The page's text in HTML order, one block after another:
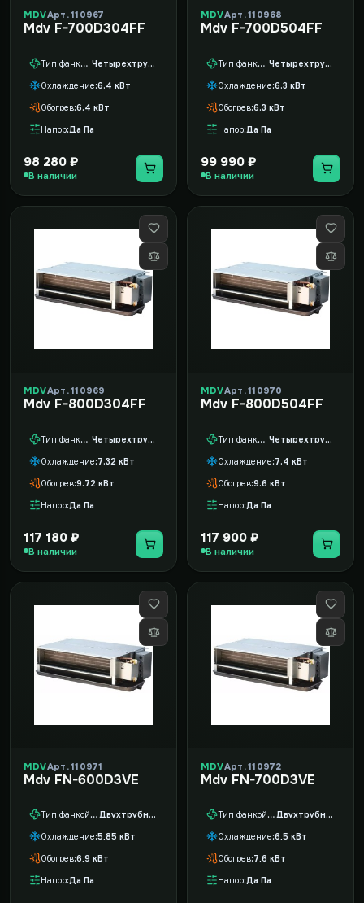
MDVАрт. 110967
Mdv F-700D304FF
Тип фанкойла Четырехтрубный
Охлаждение 6.4 кВт
Обогрев 6.4 кВт
Напор Да Па
98 280 ₽
В наличии
MDVАрт. 110968
Mdv F-700D504FF
Тип фанкойла Четырехтрубный
Охлаждение 6.3 кВт
Обогрев 6.3 кВт
Напор Да Па
99 990 ₽
В наличии
MDVАрт. 110969
Mdv F-800D304FF
Тип фанкойла Четырехтрубный
Охлаждение 7.32 кВт
Обогрев 9.72 кВт
Напор Да Па
117 180 ₽
В наличии
MDVАрт. 110970
Mdv F-800D504FF
Тип фанкойла Четырехтрубный
Охлаждение 7.4 кВт
Обогрев 9.6 кВт
Напор Да Па
117 900 ₽
В наличии
MDVАрт. 110971
Mdv FN-600D3VE
Тип фанкойла Двухтрубный
Охлаждение 5,85 кВт
Обогрев 6,9 кВт
Напор Да Па
MDVАрт. 110972
Mdv FN-700D3VE
Тип фанкойла Двухтрубный
Охлаждение 6,5 кВт
Обогрев 7,6 кВт
Напор Да Па